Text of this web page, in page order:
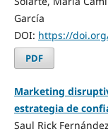
García
DOI: https://
PDF
Marketing
estrategia de
Saul Rick